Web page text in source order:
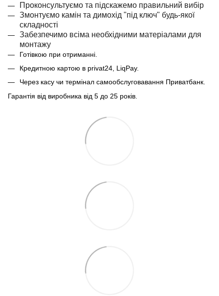
Проконсультуємо та підскажемо правильний вибір
Змонтуємо камін та димохід "під ключ" будь-якої
складності
Забезпечимо всіма необхідними матеріалами для
монтажу
Готівкою при отриманні.
Кредитною картою в privat24, LiqPay.
Через касу чи термінал самообслуговавання Приватбанк.
Гарантія від виробника від 5 до 25 років.